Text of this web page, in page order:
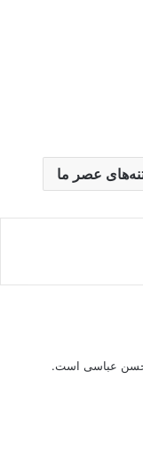
عصر ما
حسن عباسی است.